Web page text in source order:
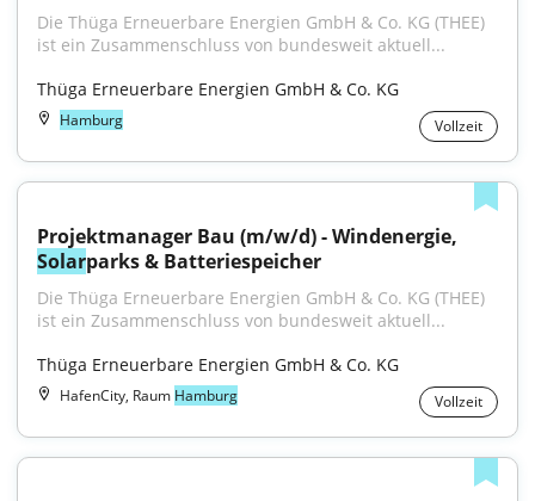
Die Thüga Erneuerbare Energien GmbH & Co. KG (THEE)
ist ein Zusammenschluss von bundesweit aktuell...
Thüga Erneuerbare Energien GmbH & Co. KG
Hamburg Vollzeit
Solarparks & Batteriespeicher
Die Thüga Erneuerbare Energien GmbH & Co. KG (THEE)
ist ein Zusammenschluss von bundesweit aktuell...
Thüga Erneuerbare Energien GmbH & Co. KG
HafenCity, Raum Hamburg Vollzeit